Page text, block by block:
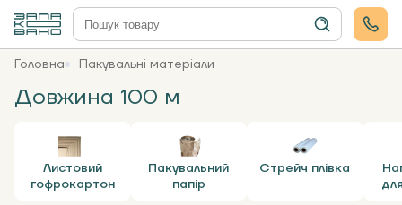
Головна Пакувальні матеріали
Довжина 100 м
Листовий
гофрокартон
Пакувальний
папір
Стрейч плівка